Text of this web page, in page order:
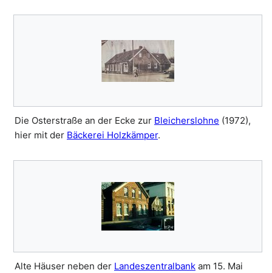
Die Osterstraße an der Ecke zur Bleicherslohne (1972),
hier mit der Bäckerei Holzkämper.
Alte Häuser neben der Landeszentralbank am 15. Mai